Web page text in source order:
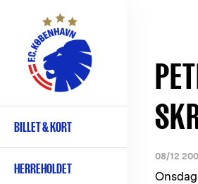
hovedindhold
Primær
navigation
BILLET & KORT
HERREHOLDET
08/12